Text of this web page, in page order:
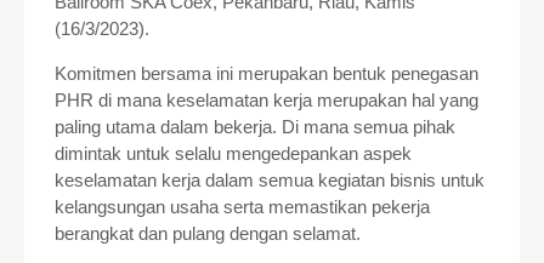
(16/3/2023).
Komitmen bersama ini merupakan bentuk penegasan
PHR di mana keselamatan kerja merupakan hal yang
paling utama dalam bekerja. Di mana semua pihak
dimintak untuk selalu mengedepankan aspek
keselamatan kerja dalam semua kegiatan bisnis untuk
kelangsungan usaha serta memastikan pekerja
berangkat dan pulang dengan selamat.